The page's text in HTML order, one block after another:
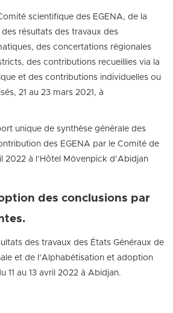
scientifique des EGENA, de la
résultats des travaux des
des concertations régionales
des contributions recueillies via la
et des contributions individuelles ou
21 au 23 mars 2021, à
unique de synthèse générale des
des EGENA par le Comité de
2022 à l’Hôtel Mövenpick d’Abidjan
des conclusions par
des travaux des États Généraux de
et de l’Alphabétisation et adoption
11 au 13 avril 2022 à Abidjan.